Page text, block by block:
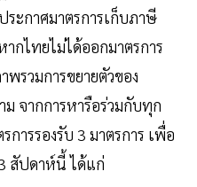
ะกาศมาตรการเก็บภาษี
กไทยไม่ได้ออกมาตรการ
พรวมการขยายตัวของ
ม จากการหารือร่วมกับทุก
การรองรับ 3 มาตรการ เพื่อ
สัปดาห์นี้ ได้แก่